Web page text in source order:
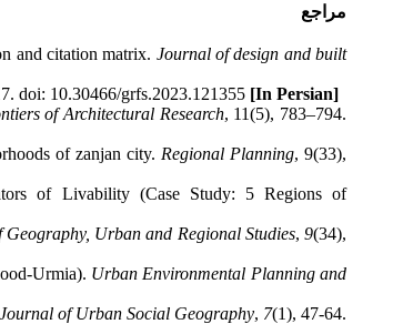
مراجع
and citation matrix. Journal of design and built
doi: 10.30466/grfs.2023.121355 [In Persian]
of Architectural Research, 11(5), 783–794.
of zanjan city. Regional Planning, 9(33),
of Livability (Case Study: 5 Regions of
Geography, Urban and Regional Studies,9(34),
Urmia). Urban Environmental Planning and
Journal of Urban Social Geography, 7(1), 47-64.